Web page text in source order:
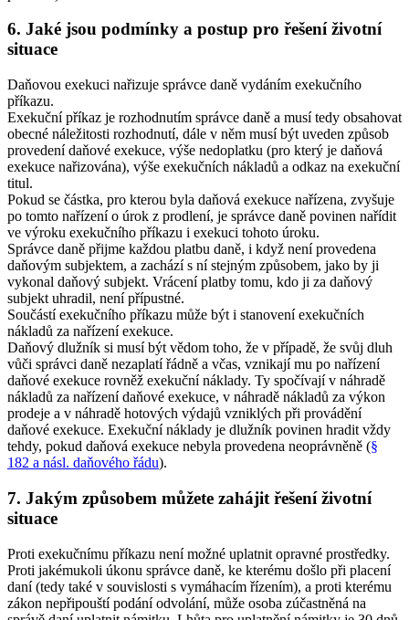
6. Jaké jsou podmínky a postup pro řešení životní
situace
Daňovou exekuci nařizuje správce daně vydáním exekučního
příkazu.
Exekuční příkaz je rozhodnutím správce daně a musí tedy obsahovat
obecné náležitosti rozhodnutí, dále v něm musí být uveden způsob
provedení daňové exekuce, výše nedoplatku (pro který je daňová
exekuce nařizována), výše exekučních nákladů a odkaz na exekuční
titul.
Pokud se částka, pro kterou byla daňová exekuce nařízena, zvyšuje
po tomto nařízení o úrok z prodlení, je správce daně povinen nařídit
ve výroku exekučního příkazu i exekuci tohoto úroku.
Správce daně přijme každou platbu daně, i když není provedena
daňovým subjektem, a zachází s ní stejným způsobem, jako by ji
vykonal daňový subjekt. Vrácení platby tomu, kdo ji za daňový
subjekt uhradil, není přípustné.
Součástí exekučního příkazu může být i stanovení exekučních
nákladů za nařízení exekuce.
Daňový dlužník si musí být vědom toho, že v případě, že svůj dluh
vůči správci daně nezaplatí řádně a včas, vznikají mu po nařízení
daňové exekuce rovněž exekuční náklady. Ty spočívají v náhradě
nákladů za nařízení daňové exekuce, v náhradě nákladů za výkon
prodeje a v náhradě hotových výdajů vzniklých při provádění
daňové exekuce. Exekuční náklady je dlužník povinen hradit vždy
tehdy, pokud daňová exekuce nebyla provedena neoprávněně (§
182 a násl. daňového řádu).
7. Jakým způsobem můžete zahájit řešení životní
situace
Proti exekučnímu příkazu není možné uplatnit opravné prostředky.
Proti jakémukoli úkonu správce daně, ke kterému došlo při placení
daní (tedy také v souvislosti s vymáhacím řízením), a proti kterému
zákon nepřipouští podání odvolání, může osoba zúčastněná na